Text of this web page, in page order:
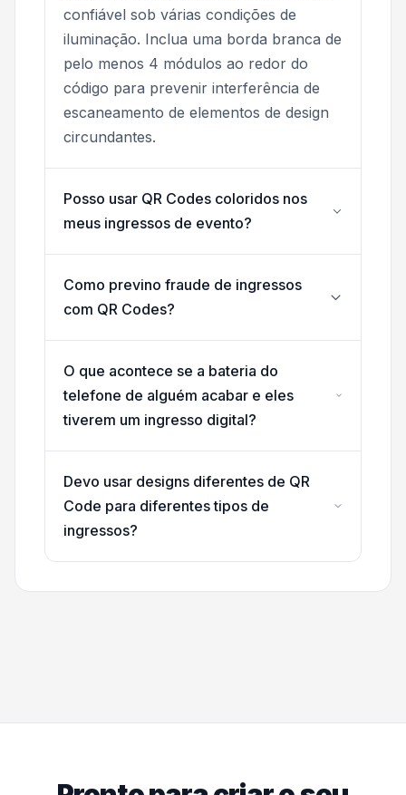
confiável sob várias condições de
iluminação. Inclua uma borda branca de
pelo menos 4 módulos ao redor do
código para prevenir interferência de
escaneamento de elementos de design
circundantes.
Posso usar QR Codes coloridos nos
meus ingressos de evento?
Como previno fraude de ingressos
com QR Codes?
O que acontece se a bateria do
telefone de alguém acabar e eles
tiverem um ingresso digital?
Devo usar designs diferentes de QR
Code para diferentes tipos de
ingressos?